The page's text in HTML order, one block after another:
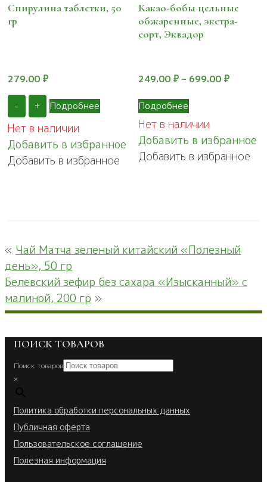
Спирулина таблетки, 50
гр
279.00 ₽
- + Подробнее
Нет в наличии
Добавить в избранное
Добавить в избранное
Какао-бобы цельные
обжаренные, экстра-
сорт, Эквадор
249.00₽ – 699.00₽
Подробнее
Этот
товар
имеет
несколько
вариаций.
странице
товара.
Нет в наличии
Добавить в избранное
Добавить в избранное
« Чай Матча зеленый китайский «Полезный
день», 50 гр
Белевский зефир без сахара «Изысканный» с
малиной, 200 гр »
ПОИСК ТОВАРОВ
Поиск товаров
×
Политика обработки персональных данных
Публичная оферта
Пользовательское соглашение
Полезная информация